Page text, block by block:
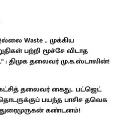
Waste .. முக்கிய
பற்றி மூச்சே விடாத
: திமுக தலைவர் மு.க.ஸ்டாலின்!
தலைவர் கைது.. பட்ஜெட்
பயந்த பாசிச தவெக
துரைமுருகன் கண்டனம்!